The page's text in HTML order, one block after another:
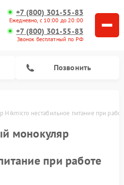
+7 (800) 301-55-83
Ежедневно, с 10:00 до 20:00
+7 (800) 301-55-83
Звонок бесплатный по РФ
Позвонить
Hikmicro нестабильное питание при
монокуляр
при работе